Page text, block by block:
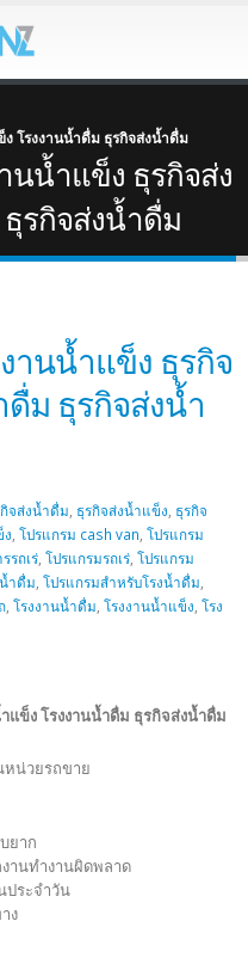
โรงงานน้ำดื่ม ธุรกิจส่งน้ำดื่ม
นน้ำแข็ง ธุรกิจส่ง
รกิจส่งน้ำดื่ม
านน้ำแข็ง ธุรกิจ
ม ธุรกิจส่งน้ำ
จส่งน้ำดื่ม ธุรกิจส่งน้ำแข็ง ธุรกิจ
โปรแกรม cash van โปรแกรม
รถเร่ โปรแกรมรถเร่ โปรแกรม
ำดื่ม โปรแกรมสำหรับโรงน้ำดื่ม
โรงงานน้ำดื่ม โรงงานน้ำแข็ง โรง
แข็ง โรงงานน้ำดื่ม ธุรกิจส่งน้ำดื่ม
หน่วยรถขาย
ยาก
านทำงานผิดพลาด
ประจำวัน
ง